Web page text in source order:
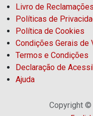
Livro de Reclamações
Políticas de
Política de Cookies
Condições Gerais de
Termos e Condições
Declaração de
Ajuda
Copyright ©